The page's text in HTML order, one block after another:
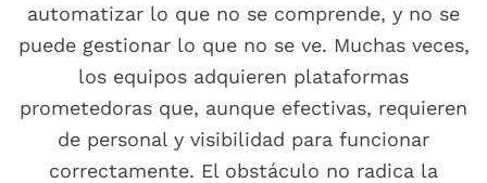
automatizar lo que no se comprende, y no se
puede gestionar lo que no se ve. Muchas veces,
los equipos adquieren plataformas
prometedoras que, aunque efectivas, requieren
de personal y visibilidad para funcionar
correctamente. El obstáculo no radica la